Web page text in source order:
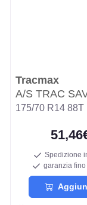
Tracmax
A/S TRAC
175/70 R14 88T
Spedizione
garanzia fino